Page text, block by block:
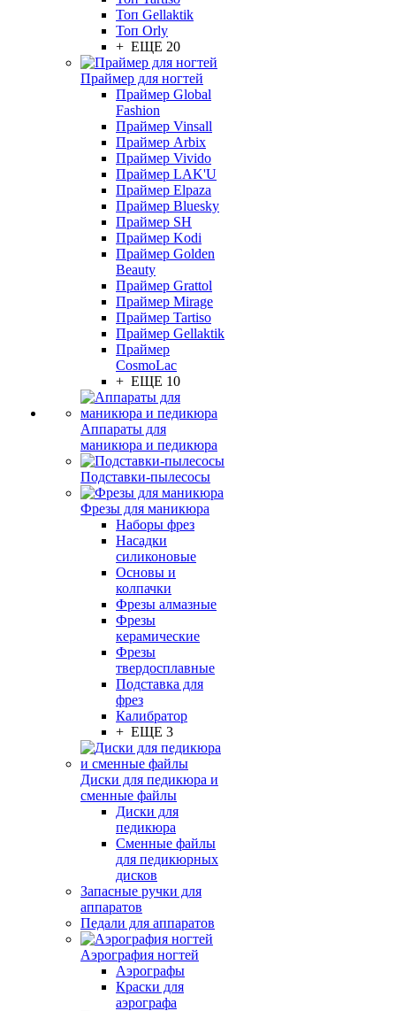
Топ Gellaktik
Топ Orly
+ ЕЩЕ 20
Праймер для ногтей
Праймер Global
Fashion
Праймер Vinsall
Праймер Arbix
Праймер Vivido
Праймер LAK'U
Праймер Elpaza
Праймер Bluesky
Праймер SH
Праймер Kodi
Праймер Golden
Beauty
Праймер Grattol
Праймер Mirage
Праймер Tartiso
Праймер Gellaktik
Праймер
CosmoLac
+ ЕЩЕ 10
Аппараты для
маникюра и педикюра
Подставки-пылесосы
Фрезы для маникюра
Наборы фрез
Насадки
силиконовые
Основы и
колпачки
Фрезы алмазные
Фрезы
керамические
Фрезы
твердосплавные
Подставка для
фрез
Калибратор
+ ЕЩЕ 3
Диски для педикюра и
сменные файлы
Диски для
педикюра
Сменные файлы
для педикюрных
дисков
Запасные ручки для
аппаратов
Педали для аппаратов
Аэрография ногтей
Аэрографы
Краски для
аэрографа